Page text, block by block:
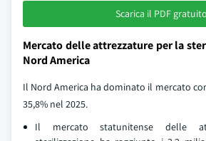
Scarica il PDF gratuito
Mercato delle attrezzature per la
Nord America
Il Nord America ha dominato il mercato
35,8% nel 2025.
Il mercato statunitense delle